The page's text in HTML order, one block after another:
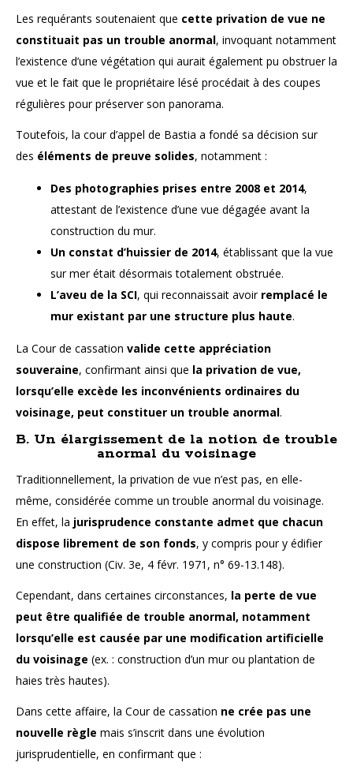
Les requérants soutenaient que cette privation de vue ne
constituait pas un trouble anormal, invoquant notamment
l’existence d’une végétation qui aurait également pu obstruer la
vue et le fait que le propriétaire lésé procédait à des coupes
régulières pour préserver son panorama.
Toutefois, la cour d’appel de Bastia a fondé sa décision sur
des éléments de preuve solides, notamment :
Des photographies prises entre 2008 et 2014,
attestant de l’existence d’une vue dégagée avant la
construction du mur.
Un constat d’huissier de 2014, établissant que la vue
sur mer était désormais totalement obstruée.
L’aveu de la SCI, qui reconnaissait avoir remplacé le
mur existant par une structure plus haute.
La Cour de cassation valide cette appréciation
souveraine, confirmant ainsi que la privation de vue,
lorsqu’elle excède les inconvénients ordinaires du
voisinage, peut constituer un trouble anormal.
B. Un élargissement de la notion de trouble
anormal du voisinage
Traditionnellement, la privation de vue n’est pas, en elle-
même, considérée comme un trouble anormal du voisinage.
En effet, la jurisprudence constante admet que chacun
dispose librement de son fonds, y compris pour y édifier
une construction (Civ. 3e, 4 févr. 1971, n° 69-13.148).
Cependant, dans certaines circonstances, la perte de vue
peut être qualifiée de trouble anormal, notamment
lorsqu’elle est causée par une modification artificielle
du voisinage (ex. : construction d’un mur ou plantation de
haies très hautes).
Dans cette affaire, la Cour de cassation ne crée pas une
nouvelle règle mais s’inscrit dans une évolution
jurisprudentielle, en confirmant que :